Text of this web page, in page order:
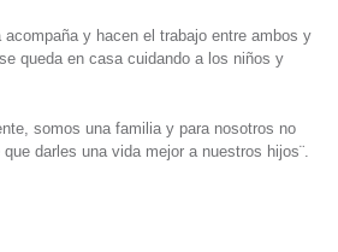
y hacen el trabajo entre ambos y
queda en casa cuidando a los niños y
somos una familia y para nosotros no
darles una vida mejor a nuestros hijos¨.